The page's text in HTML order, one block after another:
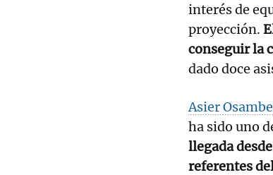
interés de
proyección.
conseguir la
dado doce
Asier
ha sido uno
llegada
referentes